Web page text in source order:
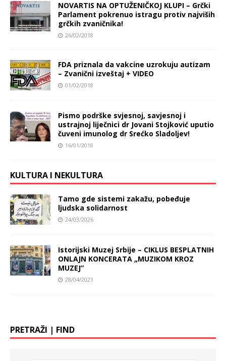
NOVARTIS NA OPTUŽENIČKOJ KLUPI – Grčki
Parlament pokrenuo istragu protiv najviših
grčkih zvaničnika!
26/02/2018
FDA priznala da vakcine uzrokuju autizam
– Zvanični izveštaj + VIDEO
01/02/2018
Pismo podrške svjesnoj, savjesnoj i
ustrajnoj liječnici dr Jovani Stojković uputio
čuveni imunolog dr Srećko Sladoljev!
16/01/2018
KULTURA I NEKULTURA
Tamo gde sistemi zakažu, pobeđuje
ljudska solidarnost
24/03/2026
Istorijski Muzej Srbije – CIKLUS BESPLATNIH
ONLAJN KONCERATA „MUZIKOM KROZ
MUZEJ”
28/04/2021
PRETRAŽI | FIND